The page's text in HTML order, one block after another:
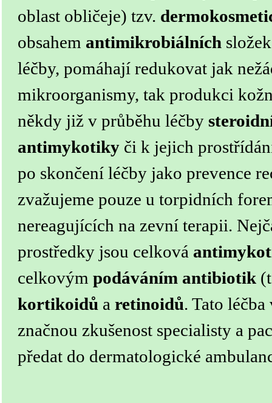
oblast obličeje) tzv.
obsahem antimikrobiálních
léčby, pomáhají redukovat jak
mikroorganismy, tak produkci
někdy již v průběhu léčby
antimykotiky či k jejich
po skončení léčby jako prevence
zvažujeme pouze u torpidních
nereagujících na zevní terapii.
prostředky jsou celková
celkovým podáváním antibiotik
kortikoidů a retinoidů. Tato
značnou zkušenost specialisty a
předat do dermatologické